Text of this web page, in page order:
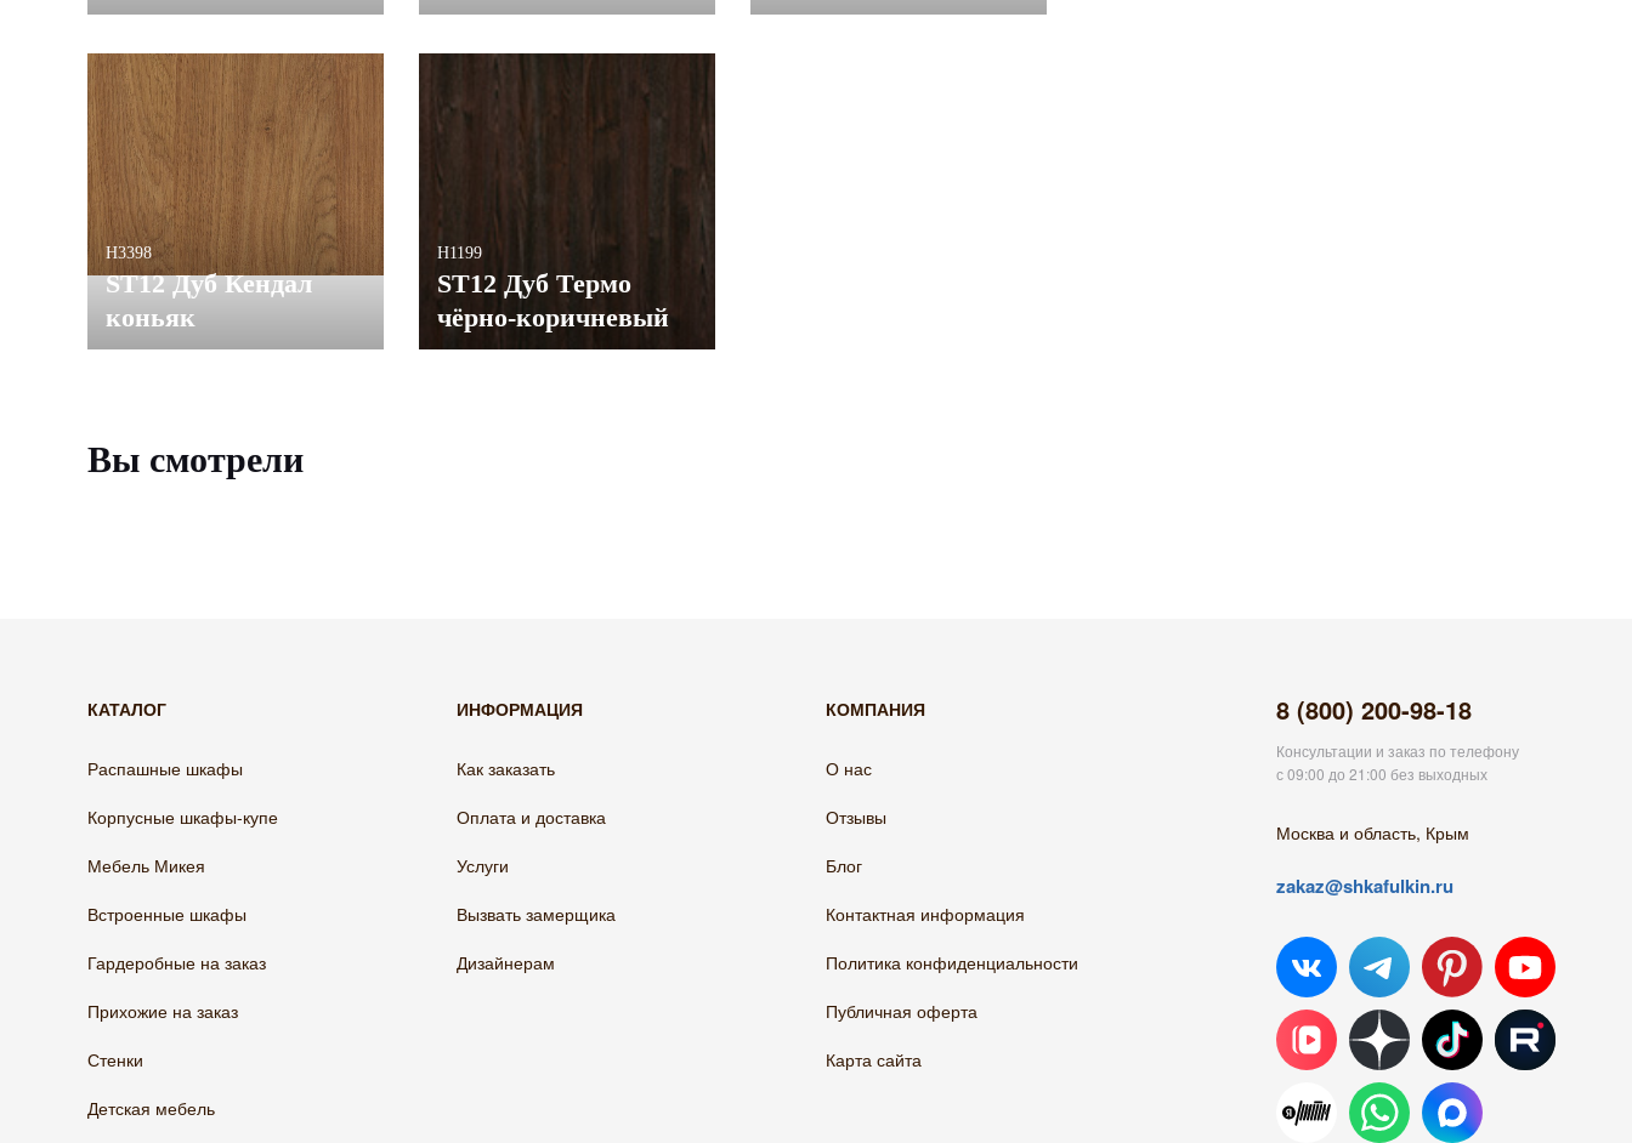
H3398
ST12 Дуб Кендал
коньяк
H1199
ST12 Дуб Термо
чёрно-коричневый
Вы смотрели
КАТАЛОГ
Распашные шкафы
Корпусные шкафы-купе
Мебель Микея
Встроенные шкафы
Гардеробные на заказ
Прихожие на заказ
Стенки
Детская мебель
ИНФОРМАЦИЯ
Как заказать
Оплата и доставка
Услуги
Вызвать замерщика
Дизайнерам
КОМПАНИЯ
О нас
Отзывы
Блог
Контактная информация
Политика конфиденциальности
Публичная оферта
Карта сайта
8 (800) 200-98-18
Консультации и заказ по телефону
с 09:00 до 21:00 без выходных
Москва и область, Крым
zakaz@shkafulkin.ru